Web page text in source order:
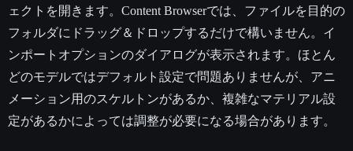
ェクトを開きます。Content Browserでは、ファイルを目的の
フォルダにドラッグ＆ドロップするだけで構いません。イ
ンポートオプションのダイアログが表示されます。ほとん
どのモデルではデフォルト設定で問題ありませんが、アニ
メーション用のスケルトンがあるか、複雑なマテリアル設
定があるかによっては調整が必要になる場合があります。